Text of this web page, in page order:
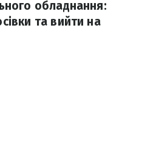
обладнання:
та вийти на